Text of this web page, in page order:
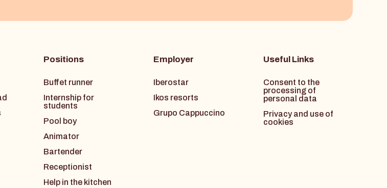
Positions
Buffet runner
Internship for
students
Pool boy
Animator
Bartender
Receptionist
Help in the kitchen
Employer
Iberostar
Ikos resorts
Grupo Cappuccino
Useful Links
Consent to the
processing of
personal data
Privacy and use of
cookies